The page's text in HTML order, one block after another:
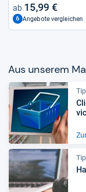
15,99 €
6 Angebote vergleichen
Aus unse­rem